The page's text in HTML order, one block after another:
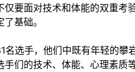
要面对技术和体能的双重考
基础。
选手，他们中既有年轻的攀
们的技术、体能、心理素质